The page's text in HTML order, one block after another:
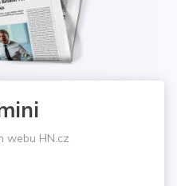
webu HN.cz